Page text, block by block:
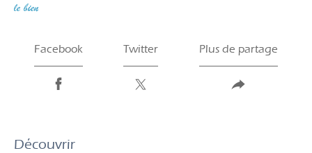
le bien
Facebook Twitter Plus de partage
découvrir